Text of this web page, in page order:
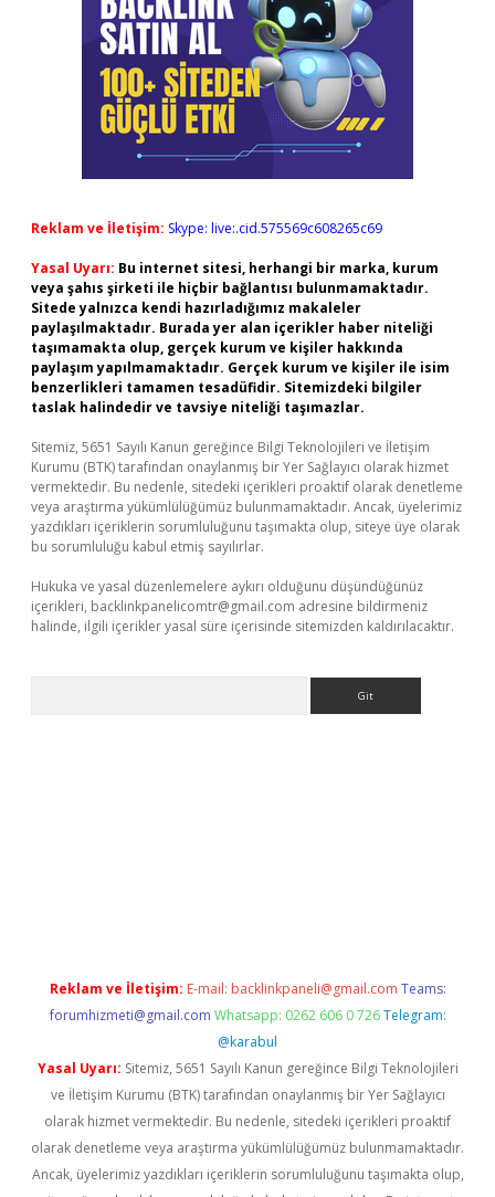
Reklam ve İletişim: Skype: live:.cid.575569c608265c69
Yasal Uyarı: Bu internet sitesi, herhangi bir marka, kurum
veya şahıs şirketi ile hiçbir bağlantısı bulunmamaktadır.
Sitede yalnızca kendi hazırladığımız makaleler
paylaşılmaktadır. Burada yer alan içerikler haber niteliği
taşımamakta olup, gerçek kurum ve kişiler hakkında
paylaşım yapılmamaktadır. Gerçek kurum ve kişiler ile isim
benzerlikleri tamamen tesadüfidir. Sitemizdeki bilgiler
taslak halindedir ve tavsiye niteliği taşımazlar.
Sitemiz, 5651 Sayılı Kanun gereğince Bilgi Teknolojileri ve İletişim
Kurumu (BTK) tarafından onaylanmış bir Yer Sağlayıcı olarak hizmet
vermektedir. Bu nedenle, sitedeki içerikleri proaktif olarak denetleme
veya araştırma yükümlülüğümüz bulunmamaktadır. Ancak, üyelerimiz
yazdıkları içeriklerin sorumluluğunu taşımakta olup, siteye üye olarak
bu sorumluluğu kabul etmiş sayılırlar.
Hukuka ve yasal düzenlemelere aykırı olduğunu düşündüğünüz
içerikleri, backlinkpanelicomtr@gmail.com adresine bildirmeniz
halinde, ilgili içerikler yasal süre içerisinde sitemizden kaldırılacaktır.
Reklam ve İletişim: E-mail: backlinkpaneli@gmail.com Teams:
forumhizmeti@gmail.com Whatsapp: 0262 606 0 726 Telegram:
@karabul
Yasal Uyarı: Sitemiz, 5651 Sayılı Kanun gereğince Bilgi Teknolojileri
ve İletişim Kurumu (BTK) tarafından onaylanmış bir Yer Sağlayıcı
olarak hizmet vermektedir. Bu nedenle, sitedeki içerikleri proaktif
olarak denetleme veya araştırma yükümlülüğümüz bulunmamaktadır.
Ancak, üyelerimiz yazdıkları içeriklerin sorumluluğunu taşımakta olup,